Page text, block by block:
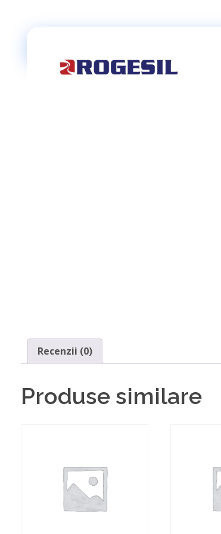
Recenzii (0)
Produse similare